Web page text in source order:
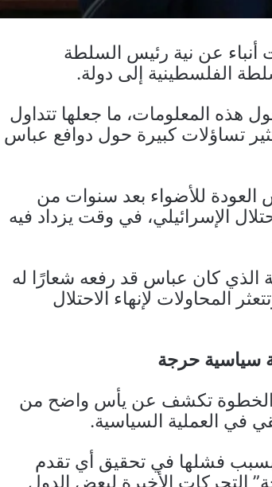
أنباء عن نية رئيس السلطة
الفلسطينية إلى دولة.
المعلومات، ما جعلها تتداول
تساؤلات كبيرة حول دوافع عباس
للأضواء بعد سنوات من
الإسرائيلي، في وقت يزداد فيه
الذي كان عباس قد رفعه شعارًا له
المحاولات لإنهاء الاحتلال
سياسية حرجة
الخطوة تكشف عن يأس واضح من
في العملية السياسية.
بسبب فشلها في تحقيق أي تقدم
الأخيرة لبعض الدول